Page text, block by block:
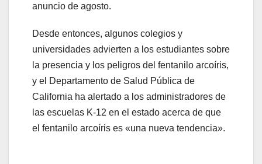
anuncio de agosto.
Desde entonces, algunos colegios y
universidades advierten a los estudiantes sobre
la presencia y los peligros del fentanilo arcoíris,
y el Departamento de Salud Pública de
California ha alertado a los administradores de
las escuelas K-12 en el estado acerca de que
el fentanilo arcoíris es «una nueva tendencia».